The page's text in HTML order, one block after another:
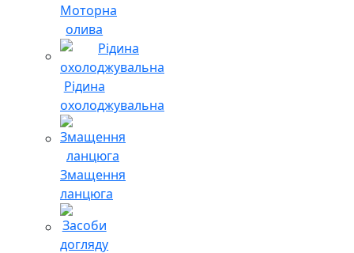
Моторна
олива
Рідина
охолоджувальна
Змащення
ланцюга